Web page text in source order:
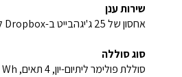
שירות ענן
אחסון של ‎25 ג'יגהבייט ב-Dropbox למשך 12 חודשים
סוג סוללה
סוללת פולימר ליתיום-יון, 4 תאים, ‎70 Wh